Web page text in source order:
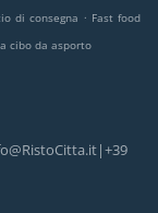
di consegna . Fast food
cibo da asporto